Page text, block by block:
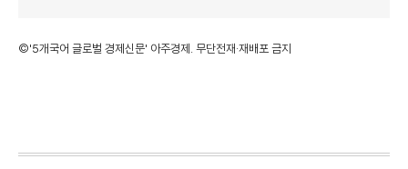
©'5개국어 글로벌 경제신문' 아주경제. 무단전재·재배포 금지